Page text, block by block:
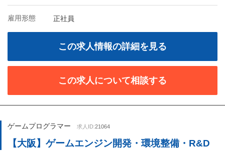
雇用形態 正社員
この求人情報の詳細を見る
この求人について相談する
ゲームプログラマー 求人ID:21064
【大阪】ゲームエンジン開発・環境整備・R&D